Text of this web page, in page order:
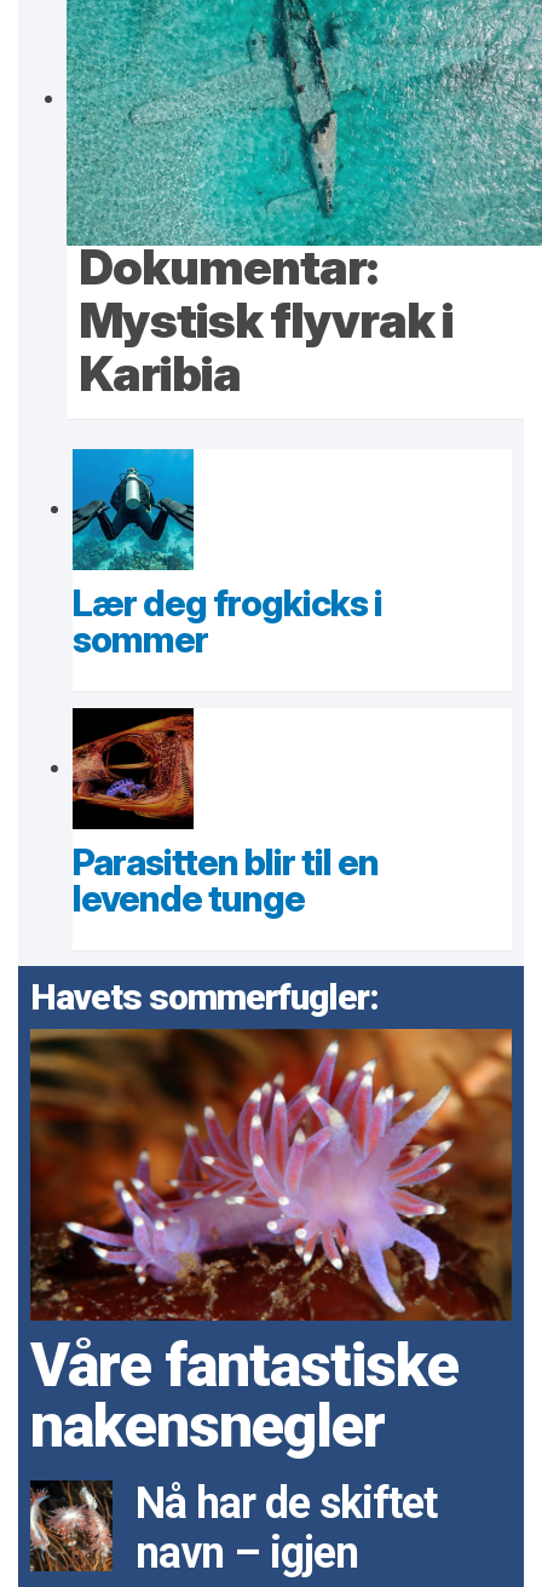
Dokumentar:
Mystisk flyvrak i
Karibia
Lær deg frogkicks i
sommer
Parasitten blir til en
levende tunge
Havets sommerfugler:
Våre fantastiske
nakensnegler
Nå har de skiftet
navn – igjen